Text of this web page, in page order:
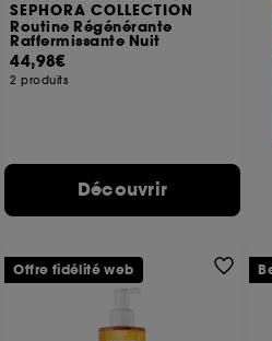
SEPHORA COLLECTION
Routine Régénérante
Raffermissante Nuit
44,98€
2 produits
Découvrir
Offre fidélité web